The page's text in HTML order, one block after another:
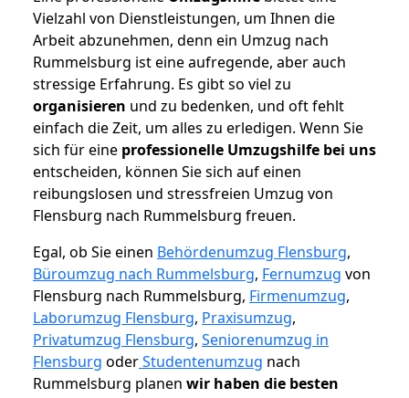
Vielzahl von Dienstleistungen, um Ihnen die
Arbeit abzunehmen, denn ein Umzug nach
Rummelsburg ist eine aufregende, aber auch
stressige Erfahrung. Es gibt so viel zu
organisieren und zu bedenken, und oft fehlt
einfach die Zeit, um alles zu erledigen. Wenn Sie
sich für eine professionelle Umzugshilfe bei uns
entscheiden, können Sie sich auf einen
reibungslosen und stressfreien Umzug von
Flensburg nach Rummelsburg freuen.
Egal, ob Sie einen Behördenumzug Flensburg,
Büroumzug nach Rummelsburg, Fernumzug von
Flensburg nach Rummelsburg, Firmenumzug,
Laborumzug Flensburg, Praxisumzug,
Privatumzug Flensburg, Seniorenumzug in
Flensburg oderStudentenumzug nach
Rummelsburg planen wir haben die besten